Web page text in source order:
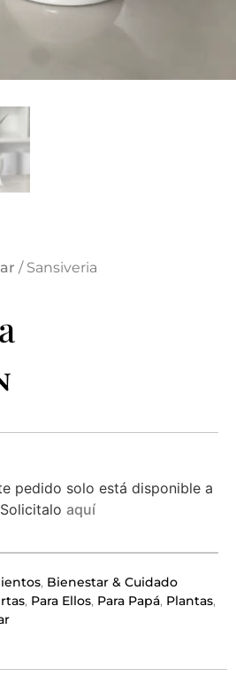
/ Sansiveria
pedido solo está disponible a
aquí
, Bienestar & Cuidado
, Para Ellos, Para Papá, Plantas,